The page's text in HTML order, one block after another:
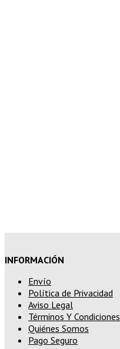
INFORMACIÓN
Envío
Política de Privacidad
Aviso Legal
Términos Y Condiciones
Quiénes Somos
Pago Seguro